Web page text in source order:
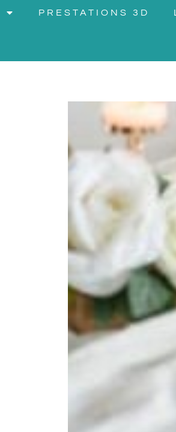
PRESTATIONS 3D